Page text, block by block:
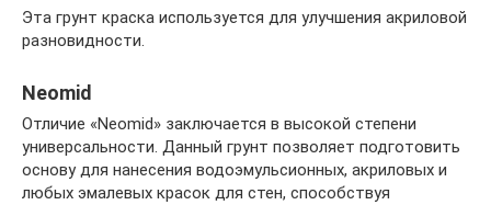
Эта грунт краска используется для улучшения акриловой
разновидности.
Neomid
Отличие «Neomid» заключается в высокой степени
универсальности. Данный грунт позволяет подготовить
основу для нанесения водоэмульсионных, акриловых и
любых эмалевых красок для стен, способствуя